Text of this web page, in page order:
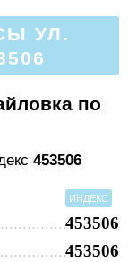
УЛ.
по
453506
ИНДЕКС
453506
453506